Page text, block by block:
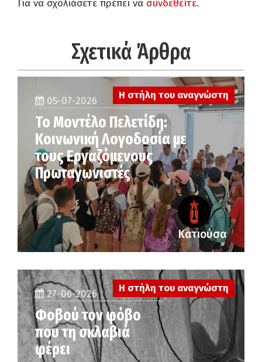
Για να σχολιάσετε πρέπει να συνδεθείτε.
Σχετικά Άρθρα
Η στήλη του αναγνώστη
05-07-2026
Το Μοντέλο Πελετίδη:
Κοινωνική Λογοδοσία με
τους Εργαζόμενους
Πρωταγωνιστές
Κατιούσα
27-06-2026
Φοβού τον φόβο
που τη σκλαβιά
φέρει
Η στήλη του αναγνώστη